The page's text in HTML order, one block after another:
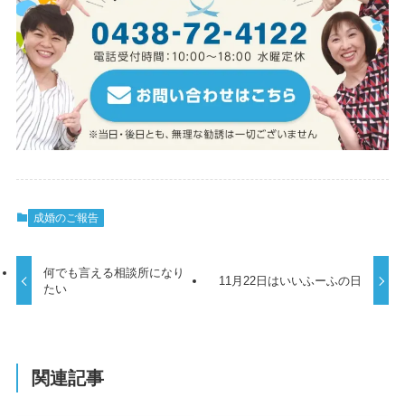
成婚のご報告
何でも言える相談所になり
たい
11月22日はいいふーふの日
関連記事